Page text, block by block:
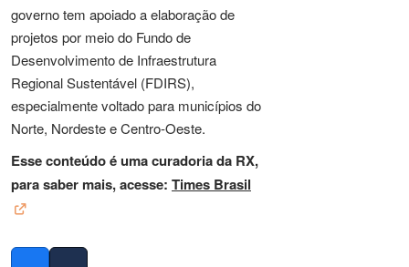
governo tem apoiado a elaboração de
projetos por meio do Fundo de
Desenvolvimento de Infraestrutura
Regional Sustentável (FDIRS),
especialmente voltado para municípios do
Norte, Nordeste e Centro-Oeste.
Esse conteúdo é uma curadoria da RX,
para saber mais, acesse: Times Brasil